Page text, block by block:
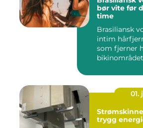
bør vite før
time
Brasiliansk
intim
som fjerner
01.
Strømskinner fleksibel
trygg